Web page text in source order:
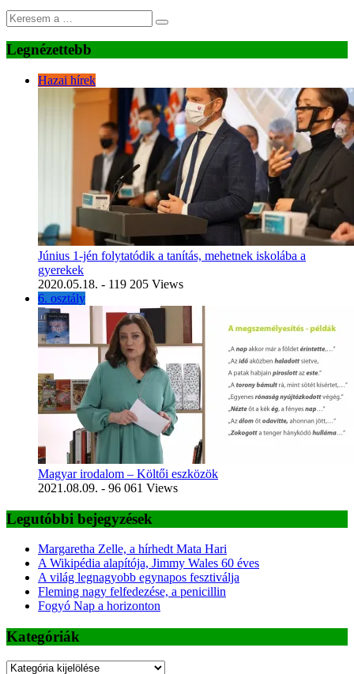
Legnézettebb
Hazai hírek
Június 1-jén folytatódik a tanítás, mehetnek iskolába a
gyerekek
2020.05.18. - 119 205 Views
6. osztály
Magyar irodalom – Költői eszközök
2021.08.09. - 96 061 Views
Legutóbbi bejegyzések
Margaretha Zelle, a hírhedt Mata Hari
A Wikipédia alapítója, Jimmy Wales 60 éves
A világ legnagyobb egynapos fesztiválja
Fleming nagy felfedezése, a penicillin
Fogyó Nap a horizonton
Kategóriák
Kategóriák